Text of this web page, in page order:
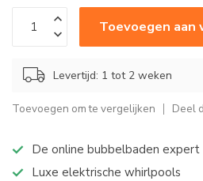
Toevoegen aan
Levertijd: 1 tot 2 weken
Toevoegen om te vergelijken Deel
De online bubbelbaden expert
Luxe elektrische whirlpools